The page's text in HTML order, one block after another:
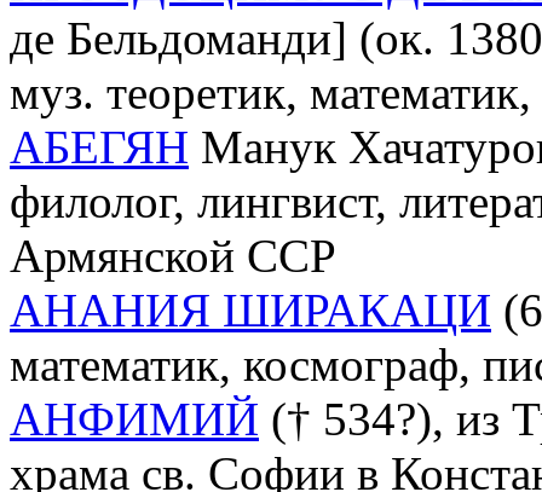
де Бельдоманди] (ок.
муз. теоретик,
АБЕГЯН Манук
филолог, лингвист,
Армянской ССР
АНАНИЯ ШИРАКАЦИ
математик, космограф,
АНФИМИЙ († 534?), из
храма св. Софии в